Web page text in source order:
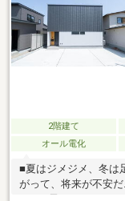
2階建て
オール電化
■夏はジメジメ、冬は
がって、将来が不安